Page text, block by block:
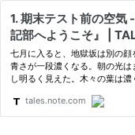
1. 期末テスト前の空気
記部へようこそ』 |
七月に入ると、地獄坂は別の
青さが一段濃くなる。朝の光
し明るく見えた。木々の葉は
ただし、それは坂が急でない
tales.note.com